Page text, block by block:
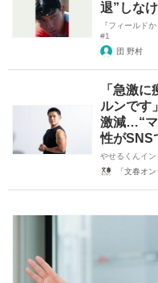
退”しな
『フィールド
#1
団 野村
「急激
ルンです
激減…“マ
性がSNS
やせるくんイ
「文春オ